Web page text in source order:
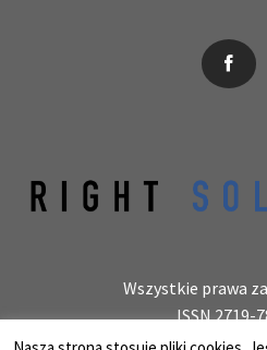
Wszystkie prawa
ISSN 2719-
Wydawca: laboratoryjnie.pl